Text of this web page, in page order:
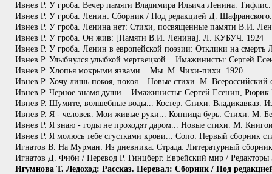
Ивнев Р. У гроба. Вечер памяти Владимира Ильича Ленина. Тифлис.
Ивнев Р. У гроба. Ленин: Сборник / Под редакцией Д.
Ивнев Р. У гроба. Ленина нет: Стихи, посвященные памяти В.И.
Ивнев Р. У гроба. Он жив: [Памяти В.И. Ленина]. Л. КУБУЧ. 1924
Ивнев Р. У гроба. Ленин в европейской поэзии: Отклики на
Ивнев Р. Улыбнулся улыбкой мертвецкой... Имажинисты: Сергей
Ивнев Р. Хлопья мокрыми язвами... Мы. М. Чихи-пихи. 1920
Ивнев Р. Хочу лишь покоя, покоя... Новые стихи. М. Всероссийский
Ивнев Р. Черное знамя души... Имажинисты: Сергей Есенин,
Ивнев Р. Шумите, волшебные воды... Костер: Стихи. Владикавказ.
Ивнев Р. Я - человек. Мои живые руки... Конница бурь: Стихи. М.
Ивнев Р. Я знаю - годы не проходят даром... Новые стихи. М.
Ивнев Р. Я молюсь тебе сгустками крови... Сопо: Первый сборник
Игнатов В. На Мурман: Из дневника. Страда: Литературный
Игнатов Д. Фиби / Перевод Р. Гинцберг. Еврейский мир /
Игумнова Т. Ледоход: Рассказ. Перевал: Сборник / Под